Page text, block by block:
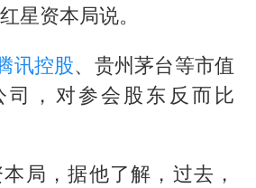
星资本局说。
讯控股、贵州茅台等市值
司，对参会股东反而比
局，据他了解，过去，